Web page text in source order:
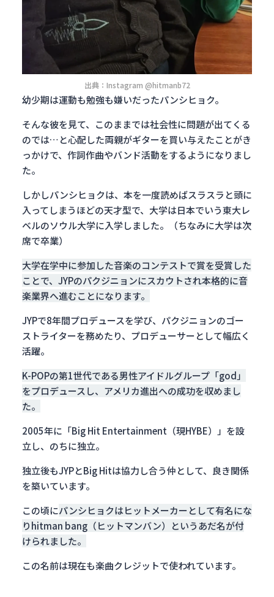
出典：Instagram @hitmanb72
幼少期は運動も勉強も嫌いだったパンシヒョク。
そんな彼を見て、このままでは社会性に問題が出てくる
のでは…と心配した両親がギターを買い与えたことがき
っかけで、作詞作曲やバンド活動をするようになりまし
た。
しかしパンシヒョクは、本を一度読めばスラスラと頭に
入ってしまうほどの天才型で、大学は日本でいう東大レ
ベルのソウル大学に入学しました。（ちなみに大学は次
席で卒業）
大学在学中に参加した音楽のコンテストで賞を受賞した
ことで、JYPのパクジニョンにスカウトされ本格的に音
楽業界へ進むことになります。
JYPで8年間プロデュースを学び、パクジニョンのゴー
ストライターを務めたり、プロデューサーとして幅広く
活躍。
K-POPの第1世代である男性アイドルグループ「god」
をプロデュースし、アメリカ進出への成功を収めまし
た。
2005年に「Big Hit Entertainment（現HYBE）」を設
立し、のちに独立。
独立後もJYPとBig Hitは協力し合う仲として、良き関係
を築いています。
この頃にパンシヒョクはヒットメーカーとして有名にな
りhitman bang（ヒットマンバン）というあだ名が付
けられました。
この名前は現在も楽曲クレジットで使われています。